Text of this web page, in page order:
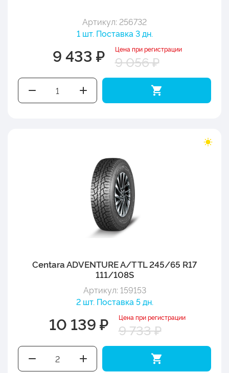
Артикул: 256732
1 шт. Поставка 3 дн.
9 433 ₽ Цена при регистрации
9 056 ₽
Centara ADVENTURE A/T TL 245/65 R17
111/108S
Артикул: 159153
2 шт. Поставка 5 дн.
10 139 ₽ Цена при регистрации
9 733 ₽